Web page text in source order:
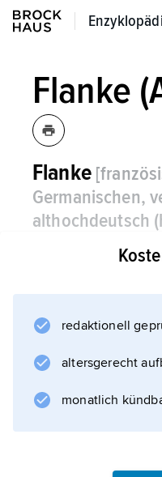
Flanke
Flanke
Germanischen,
althochdeutsch
»Lende«,
Säugetieren.
redaktionell
altersgerecht
monatlich